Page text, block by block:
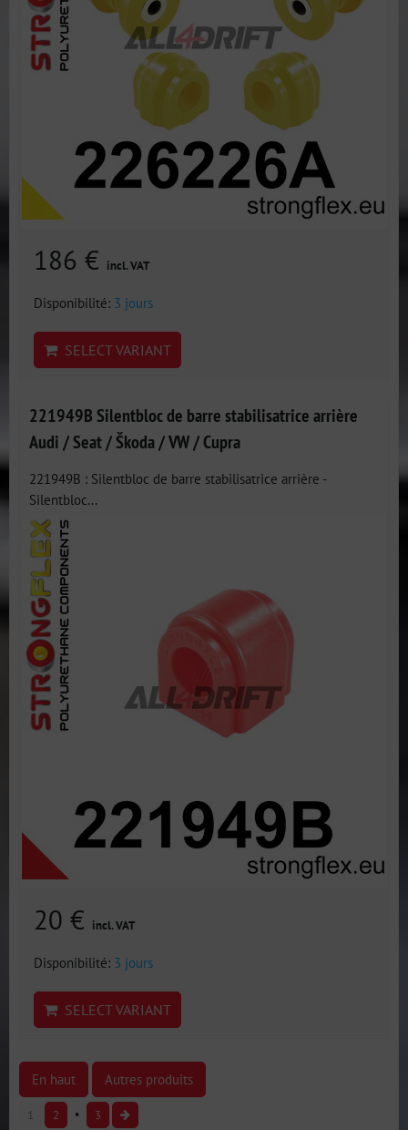
186 € incl. VAT
Disponibilité: 3 jours
SELECT VARIANT
221949B Silentbloc de barre stabilisatrice arrière
Audi / Seat / Škoda / VW / Cupra
221949B : Silentbloc de barre stabilisatrice arrière -
Silentbloc...
20 € incl. VAT
Disponibilité: 3 jours
SELECT VARIANT
En haut Autres produits
1 2 3